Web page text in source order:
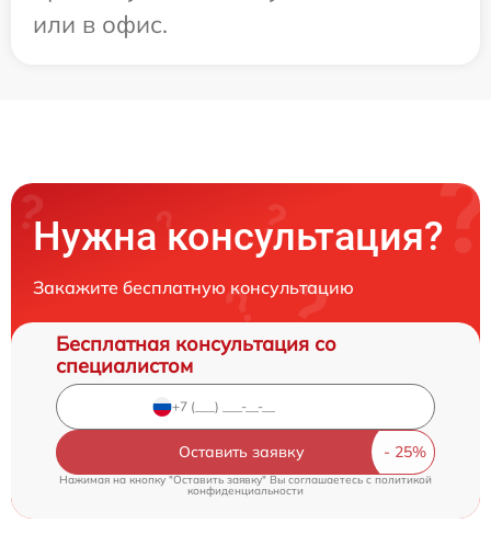
или в офис.
Нужна консультация?
Закажите бесплатную консультацию
Бесплатная консультация со
специалистом
Оставить заявку
Нажимая на кнопку "Оставить заявку" Вы соглашаетесь cполитикой
конфиденциальности